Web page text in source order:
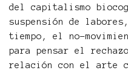
del capitalismo
suspensión de
tiempo, el no-
para pensar el
relación con el arte